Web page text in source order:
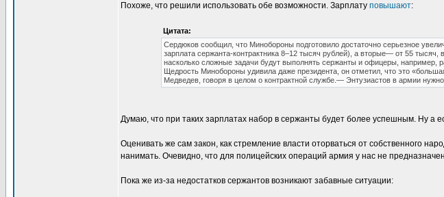
Похоже, что решили использовать обе возможности. Зарплату повышают:
Цитата:
Сердюков сообщил, что Минобороны подготовило достаточно серьезное
зарплата сержанта-контрактника 8–12 тысяч рублей), а вторые— от 55
насколько сложные задачи будут выполнять сержанты и офицеры, например,
Щедрость Минобороны удивила даже президента, он отметил, что это
Медведев, говоря в целом о контрактной службе.— Энтузиастов в армии
Думаю, что при таких зарплатах набор в сержанты будет более успешным. Ну а
Оценивать же сам закон, как стремление власти оторваться от собственного
нанимать. Очевидно, что для полицейских операций армия у нас не
Пока же из-за недостатков сержантов возникают забавные ситуации: